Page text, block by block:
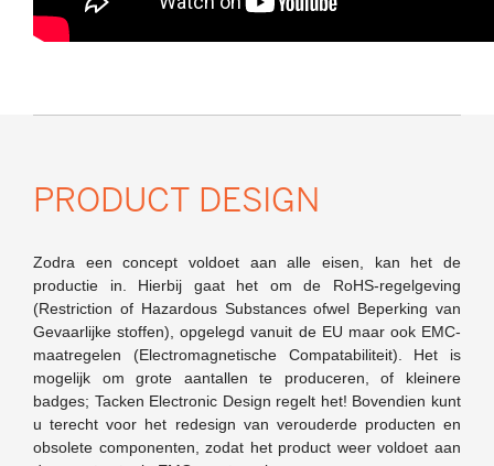
PRODUCT DESIGN
Zodra een concept voldoet aan alle eisen, kan het de
productie in. Hierbij gaat het om de RoHS-regelgeving
(Restriction of Hazardous Substances ofwel Beperking van
Gevaarlijke stoffen), opgelegd vanuit de EU maar ook EMC-
maatregelen (Electromagnetische Compatabiliteit). Het is
mogelijk om grote aantallen te produceren, of kleinere
badges; Tacken Electronic Design regelt het! Bovendien kunt
u terecht voor het redesign van verouderde producten en
obsolete componenten, zodat het product weer voldoet aan